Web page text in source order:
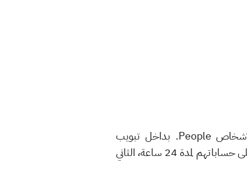
الآن أصبحت الواجهة الرئيسية لتطبيق فيسبوك ماسنجر تحتوي على تبوبين فقط: الدردشات Chats، الأشخاص People. بداخل تبويب
الأشخاص سوف تجد قسمين: الأول هو قسم القصص Stories لعرض الحالات التي يقوم أصدقاؤك بوضعها على حساباتهم لمدة 24 ساعة، الثاني